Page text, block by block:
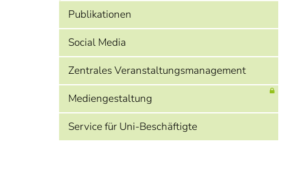
Publikationen
Social Media
Zentrales Veranstaltungsmanagement
Mediengestaltung
Service für Uni-Beschäftigte